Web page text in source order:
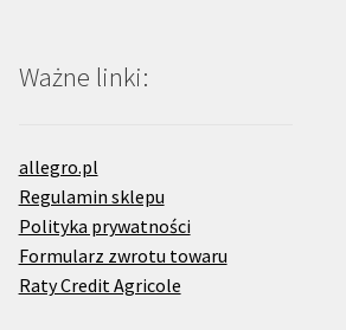
Ważne linki:
allegro.pl
Regulamin sklepu
Polityka prywatności
Formularz zwrotu towaru
Raty Credit Agricole